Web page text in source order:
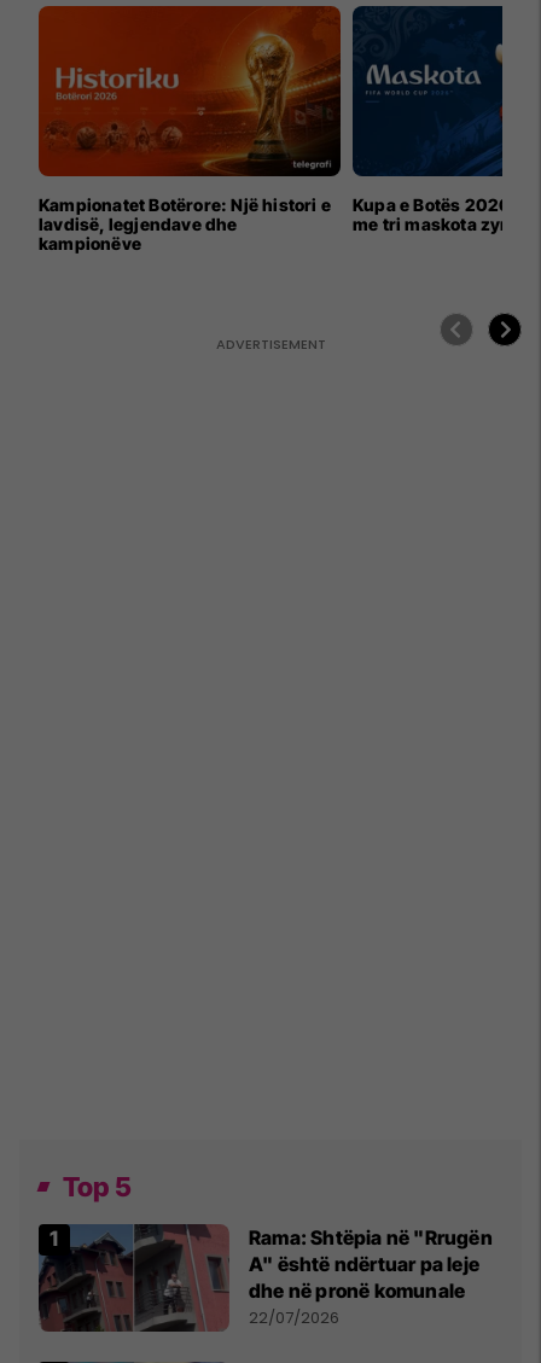
Kampionatet Botërore: Një histori e
lavdisë, legjendave dhe
kampionëve
Kupa e Botës 2026
me tri maskota zyrtare
Top 5
Rama: Shtëpia në "Rrugën
A" është ndërtuar pa leje
dhe në pronë komunale
22/07/2026